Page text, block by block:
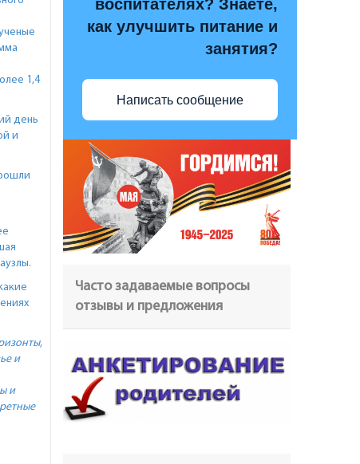
1,4
день
и
и
и
воспитателях? Знаете,
как улучшить питание и
занятия?
Написать сообщение
Часто задаваемые вопросы
отзывы и предложения